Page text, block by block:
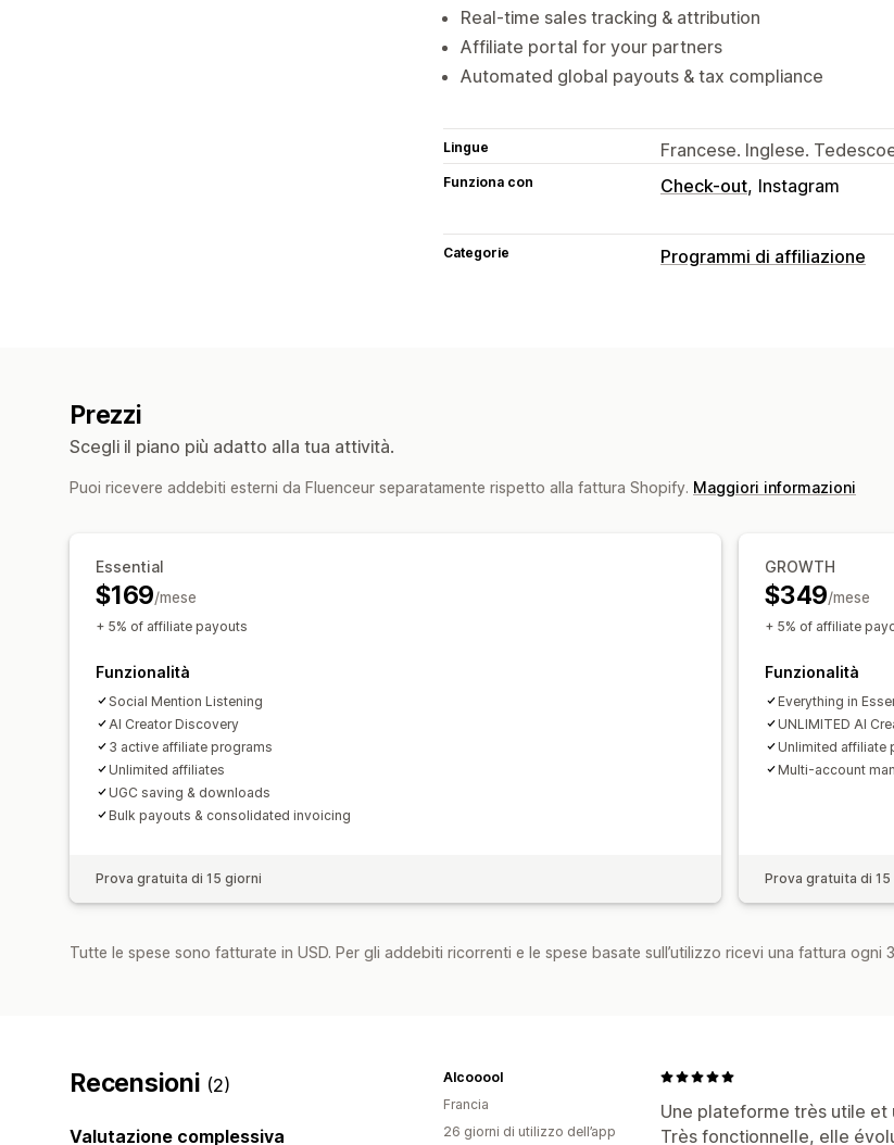
Real-time sales tracking & attribution
Affiliate portal for your partners
Automated global payouts & tax compliance
Lingue Francese. Inglese.
Funziona con Check-out Instagram
Categorie Programmi di affiliazione
Esperienza di affiliazione
Pagamenti ACH Bonifici
Accrediti in blocco
Prezzi
Scegli il piano più adatto alla tua attività.
Puoi ricevere addebiti esterni da Fluenceur separatamente rispetto alla fattura Shopify. Maggiori informazioni
Essential
$169/mese
+ 5% of affiliate payouts
Funzionalità
Social Mention Listening
AI Creator Discovery
3 active affiliate programs
Unlimited affiliates
UGC saving & downloads
Bulk payouts & consolidated invoicing
Prova gratuita di 15 giorni
GROWTH
$349/mese
+ 5% of affiliate
Funzionalità
Everything in
UNLIMITED AI
Unlimited affiliate
Multi-account
Prova gratuita di 15
Tutte le spese sono fatturate in USD. Per gli addebiti ricorrenti e le spese basate sull’utilizzo ricevi una fattura ogni
Recensioni (2)
Valutazione complessiva
Une plateforme très utile et
Très fonctionnelle, elle
Alcooool
Francia
26 giorni di utilizzo dell’app